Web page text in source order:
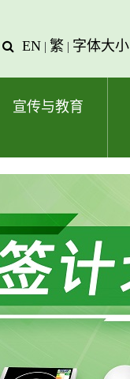
查
字
EN | 繁 | 字体大小
宣传与教育